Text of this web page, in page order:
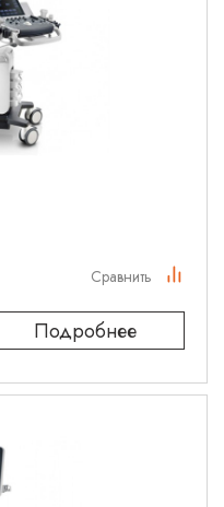
Подробнее
Сравнить